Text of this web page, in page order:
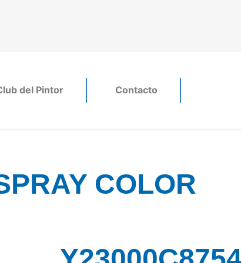
del Pintor Contacto
COLOR